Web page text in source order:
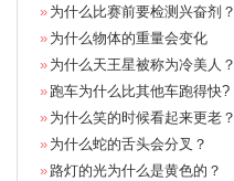
为什么比赛前要检测兴奋剂？
为什么物体的重量会变化
为什么天王星被称为冷美人？
跑车为什么比其他车跑得快?
为什么笑的时候看起来更老？
为什么蛇的舌头会分叉？
路灯的光为什么是黄色的？